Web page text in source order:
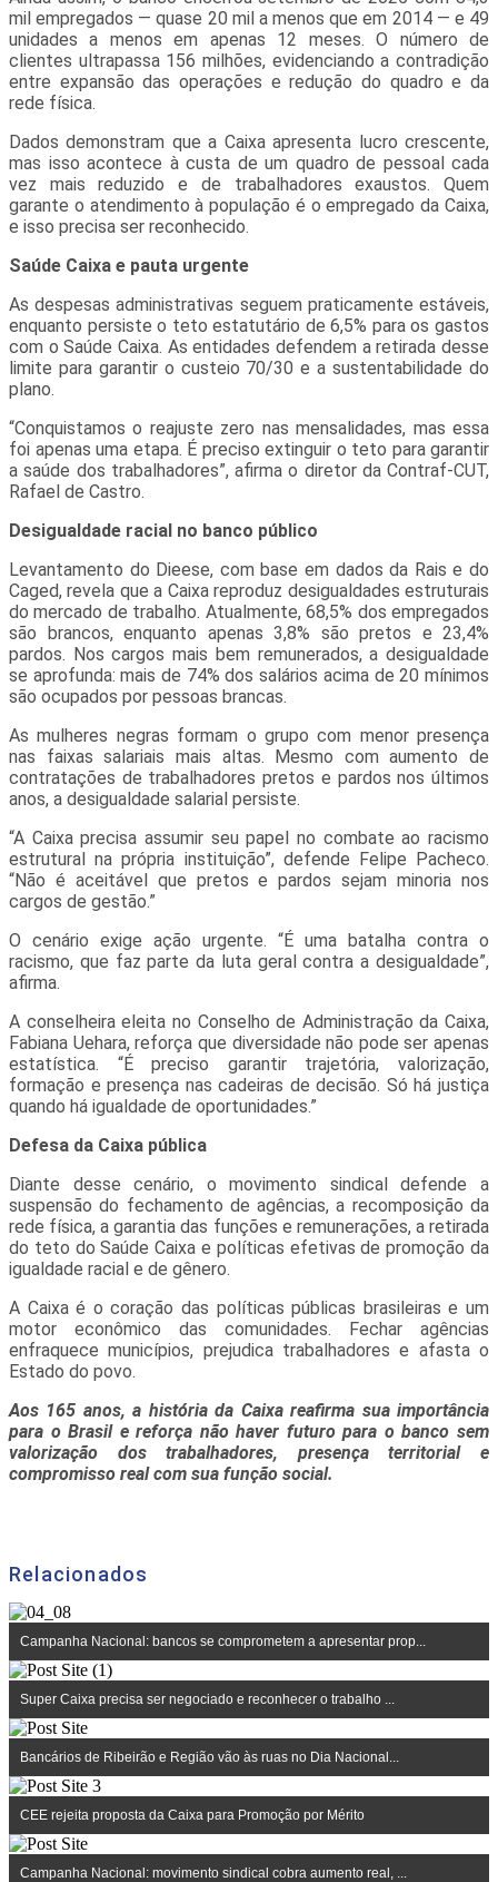
mil empregados — quase 20 mil a menos que em 2014 — e 49
unidades a menos em apenas 12 meses. O número de
clientes ultrapassa 156 milhões, evidenciando a contradição
entre expansão das operações e redução do quadro e da
rede física.
Dados demonstram que a Caixa apresenta lucro crescente,
mas isso acontece à custa de um quadro de pessoal cada
vez mais reduzido e de trabalhadores exaustos. Quem
garante o atendimento à população é o empregado da Caixa,
e isso precisa ser reconhecido.
Saúde Caixa e pauta urgente
As despesas administrativas seguem praticamente estáveis,
enquanto persiste o teto estatutário de 6,5% para os gastos
com o Saúde Caixa. As entidades defendem a retirada desse
limite para garantir o custeio 70/30 e a sustentabilidade do
plano.
“Conquistamos o reajuste zero nas mensalidades, mas essa
foi apenas uma etapa. É preciso extinguir o teto para garantir
a saúde dos trabalhadores”, afirma o diretor da Contraf-CUT,
Rafael de Castro.
Desigualdade racial no banco público
Levantamento do Dieese, com base em dados da Rais e do
Caged, revela que a Caixa reproduz desigualdades estruturais
do mercado de trabalho. Atualmente, 68,5% dos empregados
são brancos, enquanto apenas 3,8% são pretos e 23,4%
pardos. Nos cargos mais bem remunerados, a desigualdade
se aprofunda: mais de 74% dos salários acima de 20 mínimos
são ocupados por pessoas brancas.
As mulheres negras formam o grupo com menor presença
nas faixas salariais mais altas. Mesmo com aumento de
contratações de trabalhadores pretos e pardos nos últimos
anos, a desigualdade salarial persiste.
“A Caixa precisa assumir seu papel no combate ao racismo
estrutural na própria instituição”, defende Felipe Pacheco.
“Não é aceitável que pretos e pardos sejam minoria nos
cargos de gestão.”
O cenário exige ação urgente. “É uma batalha contra o
racismo, que faz parte da luta geral contra a desigualdade”,
afirma.
A conselheira eleita no Conselho de Administração da Caixa,
Fabiana Uehara, reforça que diversidade não pode ser apenas
estatística. “É preciso garantir trajetória, valorização,
formação e presença nas cadeiras de decisão. Só há justiça
quando há igualdade de oportunidades.”
Defesa da Caixa pública
Diante desse cenário, o movimento sindical defende a
suspensão do fechamento de agências, a recomposição da
rede física, a garantia das funções e remunerações, a retirada
do teto do Saúde Caixa e políticas efetivas de promoção da
igualdade racial e de gênero.
A Caixa é o coração das políticas públicas brasileiras e um
motor econômico das comunidades. Fechar agências
enfraquece municípios, prejudica trabalhadores e afasta o
Estado do povo.
Aos 165 anos, a história da Caixa reafirma sua importância
para o Brasil e reforça não haver futuro para o banco sem
valorização dos trabalhadores, presença territorial e
compromisso real com sua função social.
Relacionados
Campanha Nacional: bancos se comprometem a apresentar prop...
Super Caixa precisa ser negociado e reconhecer o trabalho ...
Bancários de Ribeirão e Região vão às ruas no Dia Nacional...
CEE rejeita proposta da Caixa para Promoção por Mérito
Campanha Nacional: movimento sindical cobra aumento real, ...